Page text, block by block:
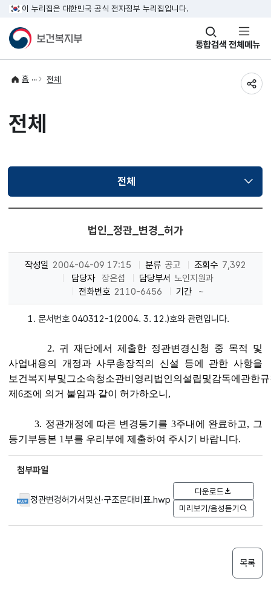
이 누리집은 대한민국 공식 전자정부 누리집입니다.
통합검색
창
열기 전체메뉴
홈 전체
전체
전체선택됨
법인_정관_변경_허가
작성일 2004-04-09 17:15 분류 공고 조회수 7,392
담당자 장은섭 담당부서 노인지원과
전화번호 2110-6456 기간 ~
1. 문서번호 040312-1(2004. 3. 12.)호와 관련입니다.
2. 귀 재단에서 제출한 정관변경신청 중 목적 및
사업내용의 개정과 사무총장직의 신설 등에 관한 사항을
보건복지부및그소속청소관비영리법인의설립및감독에관한
제6조에 의거 붙임과 같이 허가하오니,
3. 정관개정에 따른 변경등기를 3주내에 완료하고, 그
등기부등본 1부를 우리부에 제출하여 주시기 바랍니다.
첨부파일
정관변경허가서및신·구조문대비표.hwp
다운로드
미리보기/음성듣기
목록